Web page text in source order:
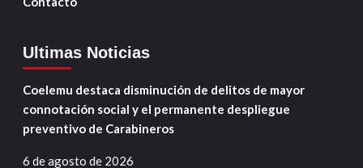
Ultimas Noticias
Coelemu destaca disminución de delitos de mayor
connotación social y el permanente despliegue
preventivo de Carabineros
6 de agosto de 2026